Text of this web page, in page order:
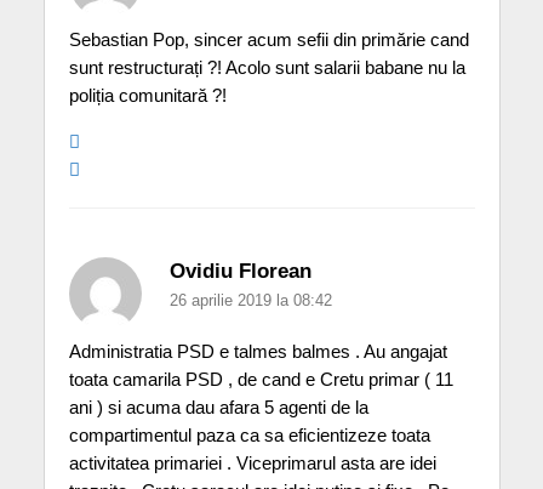
Sebastian Pop, sincer acum sefii din primărie cand
sunt restructurați ?! Acolo sunt salarii babane nu la
poliția comunitară ?!
Ovidiu Florean
26 aprilie 2019 la 08:42
Administratia PSD e talmes balmes . Au angajat
toata camarila PSD , de cand e Cretu primar ( 11
ani ) si acuma dau afara 5 agenti de la
compartimentul paza ca sa eficientizeze toata
activitatea primariei . Viceprimarul asta are idei